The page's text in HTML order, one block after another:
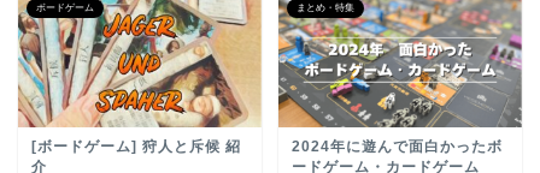
ボードゲーム
[ボードゲーム] 狩人と斥候 紹
介
まとめ・特集
2024年に遊んで面白かったボ
ードゲーム・カードゲーム